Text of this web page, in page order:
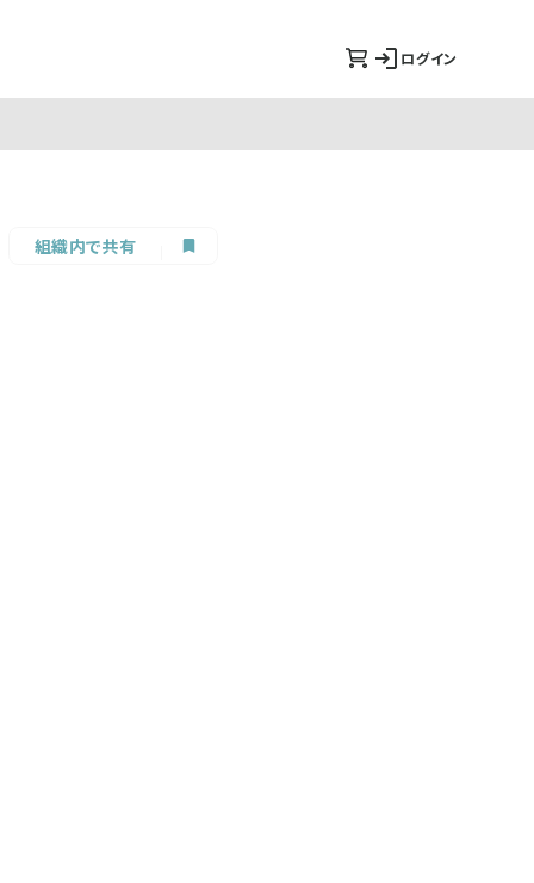
ログイン
組織内で共有